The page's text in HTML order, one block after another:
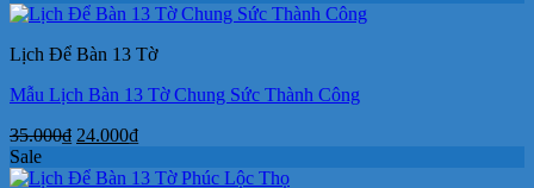
là:
tại
24.000₫.
Lịch Để Bàn 13 Tờ
Mẫu Lịch Bàn 13 Tờ Chung Sức Thành Công
35.000₫ Giá
là:
24.000₫Giá
tại
Sale